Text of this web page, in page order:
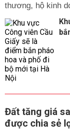
thương, hộ kinh
Đất tăng giá
được chia sẻ